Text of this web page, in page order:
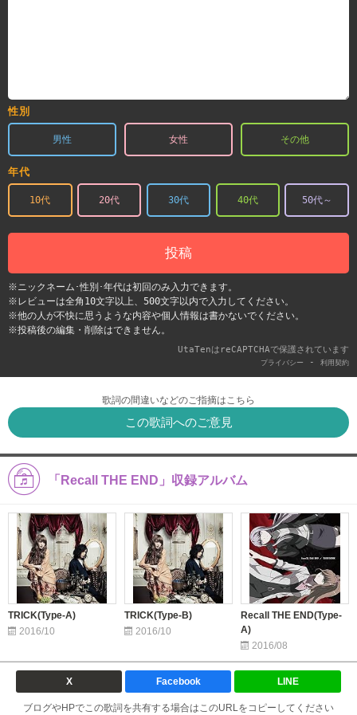
性別
男性 女性 その他
年代
10代 20代 30代 40代 50代～
投稿
※ニックネーム･性別･年代は初回のみ入力できます。
※レビューは全角10文字以上、500文字以内で入力してください。
※他の人が不快に思うような内容や個人情報は書かないでください。
※投稿後の編集・削除はできません。
UtaTenはreCAPTCHAで保護されています
プライバシー - 利用契約
歌詞の間違いなどのご指摘はこちら
この歌詞へのご意見
「Recall THE END」収録アルバム
TRICK(Type-A)
2016/10
TRICK(Type-B)
2016/10
Recall THE END(Type-
A)
2016/08
X Facebook LINE
ブログやHPでこの歌詞を共有する場合はこのURLをコピーしてください